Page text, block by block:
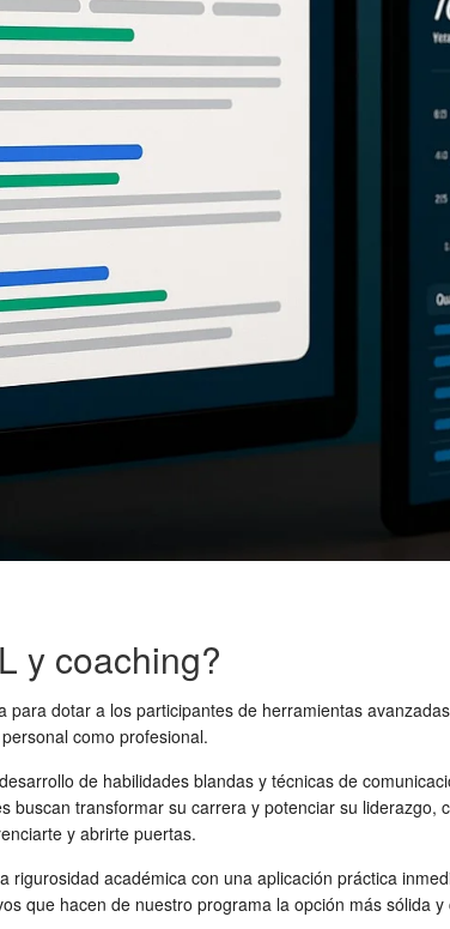
y coaching?
para dotar a los participantes de herramientas
como profesional.
de habilidades blandas y técnicas de
transformar su carrera y potenciar su liderazgo,
y abrirte puertas.
académica con una aplicación práctica
que hacen de nuestro programa la opción más sólida